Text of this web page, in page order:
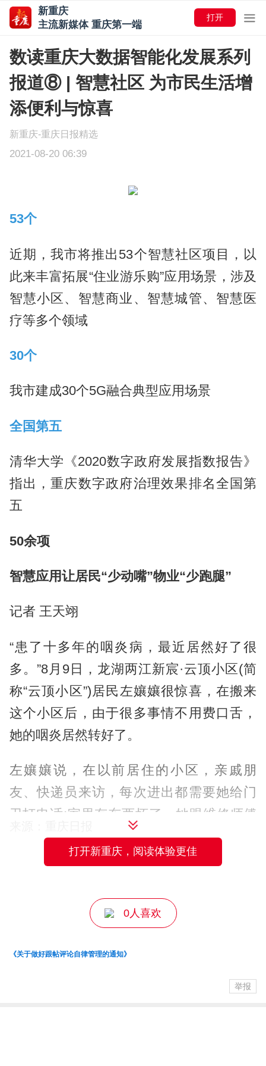
新重庆
主流新媒体 重庆第一端
打开
数读重庆大数据智能化发展系列
报道⑧ | 智慧社区 为市民生活增
添便利与惊喜
新重庆-重庆日报精选
2021-08-20 06:39
53个
近期，我市将推出53个智慧社区项目，以
此来丰富拓展“住业游乐购”应用场景，涉及
智慧小区、智慧商业、智慧城管、智慧医
疗等多个领域
30个
我市建成30个5G融合典型应用场景
全国第五
清华大学《2020数字政府发展指数报告》
指出，重庆数字政府治理效果排名全国第
五
50余项
智慧应用让居民“少动嘴”物业“少跑腿”
记者 王天翊
“患了十多年的咽炎病，最近居然好了很
多。”8月9日，龙湖两江新宸·云顶小区(简
称“云顶小区”)居民左孃孃很惊喜，在搬来
这个小区后，由于很多事情不用费口舌，
她的咽炎居然转好了。
左孃孃说，在以前居住的小区，亲戚朋
友、快递员来访，每次进出都需要她给门
卫打电话;家里有东西坏了，她跟维修师傅
打电话报故障、说地址，砍价也要费不少
口舌;遇到小区保洁没做好、冬天路灯开晚
在云顶小区，这些事情都不需要她费口舌
有人来访，左孃孃只需将一串四位数的验
证码发给访客，访客凭验证码即可进出小
编辑：陈韫宇打开新重庆，阅读体验更佳
0人喜欢
《关于做好跟帖评论自律管理的通知》
举报